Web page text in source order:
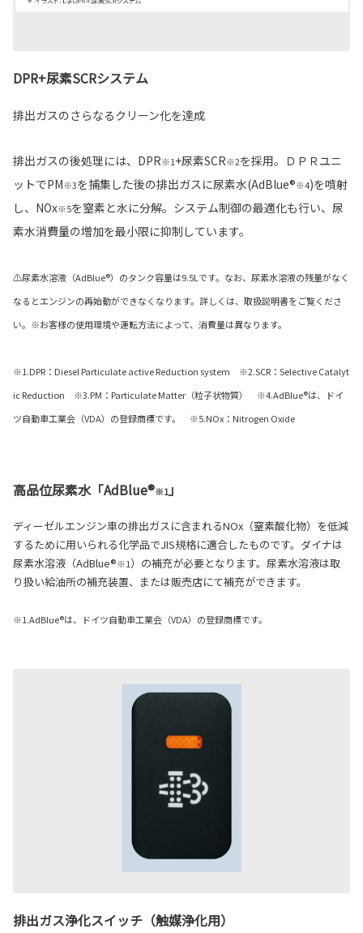
DPR+尿素SCRシステム
排出ガスのさらなるクリーン化を達成
排出ガスの後処理には、DPR※1+尿素SCR※2を採用。ＤＰＲユニ
ットでPM※3を捕集した後の排出ガスに尿素水(AdBlue®※4)を噴射
し、NOx※5を窒素と水に分解。システム制御の最適化も行い、尿
素水消費量の増加を最小限に抑制しています。
⚠尿素水溶液（AdBlue®）のタンク容量は9.5Lです。なお、尿素水溶液の残量がなく
なるとエンジンの再始動ができなくなります。詳しくは、取扱説明書をご覧くださ
い。※お客様の使用環境や運転方法によって、消費量は異なります。
※1.DPR：Diesel Particulate active Reduction system ※2.SCR：Selective Catalyt
ic Reduction ※3.PM：Particulate Matter（粒子状物質） ※4.AdBlue®は、ドイ
ツ自動車工業会（VDA）の登録商標です。 ※5.NOx：Nitrogen Oxide
高品位尿素水「AdBlue®※1 」
ディーゼルエンジン車の排出ガスに含まれるNOx（窒素酸化物）を低減
するために用いられる化学品でJIS規格に適合したものです。ダイナは
尿素水溶液（AdBlue®※1）の補充が必要となります。尿素水溶液は取
り扱い給油所の補充装置、または販売店にて補充ができます。
※1.AdBlue®は、ドイツ自動車工業会（VDA）の登録商標です。
排出ガス浄化スイッチ（触媒浄化用）